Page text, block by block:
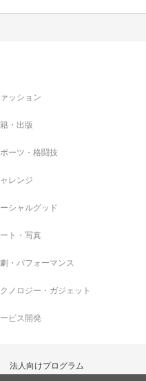
ッション
・出版
ーツ・格闘技
レンジ
シャルグッド
ト・写真
・パフォーマンス
ノロジー・ガジェット
ビス開発
法人向けプログラム